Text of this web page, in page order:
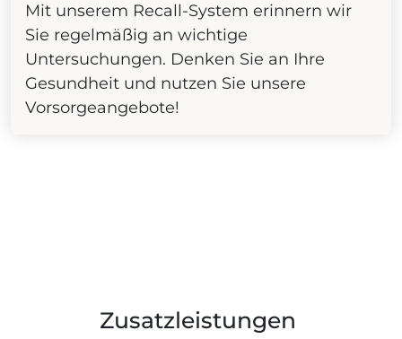
Mit unserem Recall-System erinnern wir
Sie regelmäßig an wichtige
Untersuchungen. Denken Sie an Ihre
Gesundheit und nutzen Sie unsere
Vorsorgeangebote!
Zusatzleistungen